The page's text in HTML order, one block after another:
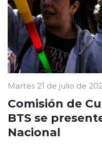
Martes 21 de julio de
Comisión de
BTS se
Nacional